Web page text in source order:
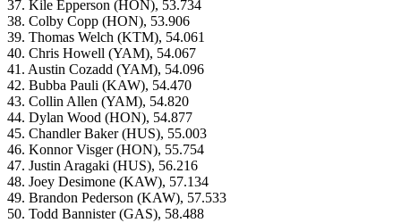
37. Kile Epperson (HON), 53.734
38. Colby Copp (HON), 53.906
39. Thomas Welch (KTM), 54.061
40. Chris Howell (YAM), 54.067
41. Austin Cozadd (YAM), 54.096
42. Bubba Pauli (KAW), 54.470
43. Collin Allen (YAM), 54.820
44. Dylan Wood (HON), 54.877
45. Chandler Baker (HUS), 55.003
46. Konnor Visger (HON), 55.754
47. Justin Aragaki (HUS), 56.216
48. Joey Desimone (KAW), 57.134
49. Brandon Pederson (KAW), 57.533
50. Todd Bannister (GAS), 58.488